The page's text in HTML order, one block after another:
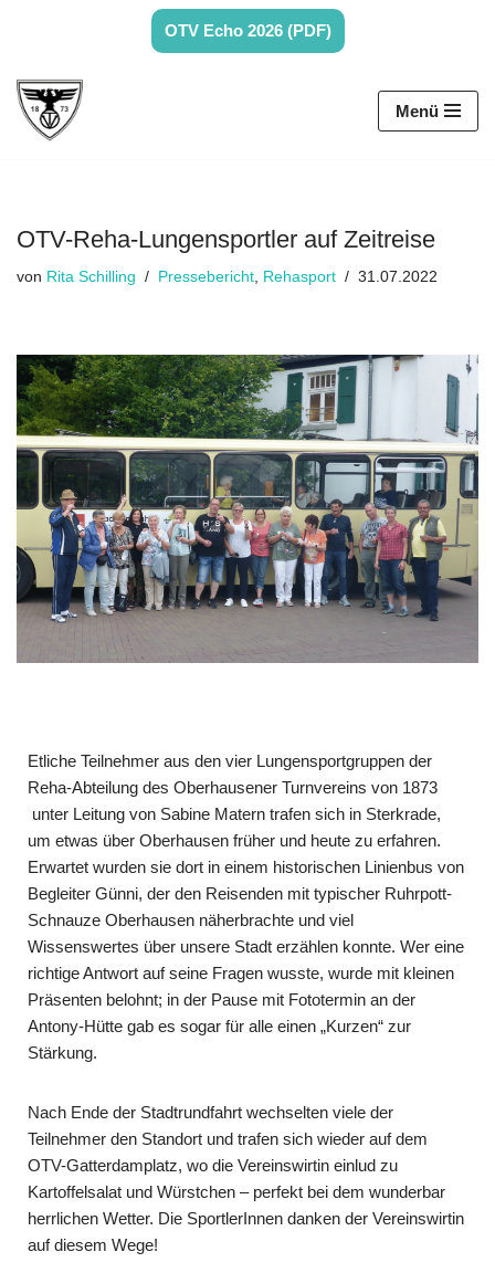
Inhalt
springen
OTV Echo 2026 (PDF)
Menü
OTV-Reha-Lungensportler auf Zeitreise
von Rita Schilling Pressebericht, Rehasport 31.07.2022
Etliche Teilnehmer aus den vier Lungensportgruppen der
Reha-Abteilung des Oberhausener Turnvereins von 1873
unter Leitung von Sabine Matern trafen sich in Sterkrade,
um etwas über Oberhausen früher und heute zu erfahren.
Erwartet wurden sie dort in einem historischen Linienbus von
Begleiter Günni, der den Reisenden mit typischer Ruhrpott-
Schnauze Oberhausen näherbrachte und viel
Wissenswertes über unsere Stadt erzählen konnte. Wer eine
richtige Antwort auf seine Fragen wusste, wurde mit kleinen
Präsenten belohnt; in der Pause mit Fototermin an der
Antony-Hütte gab es sogar für alle einen „Kurzen“ zur
Stärkung.
Nach Ende der Stadtrundfahrt wechselten viele der
Teilnehmer den Standort und trafen sich wieder auf dem
OTV-Gatterdamplatz, wo die Vereinswirtin einlud zu
Kartoffelsalat und Würstchen – perfekt bei dem wunderbar
herrlichen Wetter. Die SportlerInnen danken der Vereinswirtin
auf diesem Wege!